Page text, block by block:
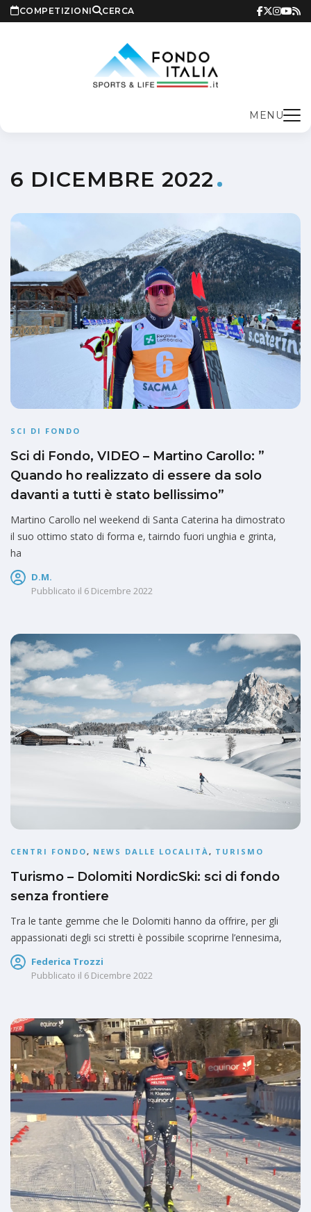
COMPETIZIONI CERCA
MENU
6 DICEMBRE 2022
SCI DI FONDO
Sci di Fondo, VIDEO – Martino Carollo: ”
Quando ho realizzato di essere da solo
davanti a tutti è stato bellissimo”
Martino Carollo nel weekend di Santa Caterina ha dimostrato
il suo ottimo stato di forma e, tairndo fuori unghia e grinta,
ha
D.M.
Pubblicato il 6 Dicembre 2022
CENTRI FONDO, NEWS DALLE LOCALITÀ, TURISMO
Turismo – Dolomiti NordicSki: sci di fondo
senza frontiere
Tra le tante gemme che le Dolomiti hanno da offrire, per gli
appassionati degli sci stretti è possibile scoprirne l’ennesima,
Federica Trozzi
Pubblicato il 6 Dicembre 2022